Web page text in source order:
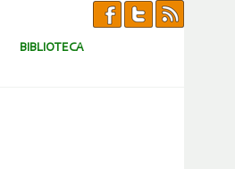
BIBLIOTECA